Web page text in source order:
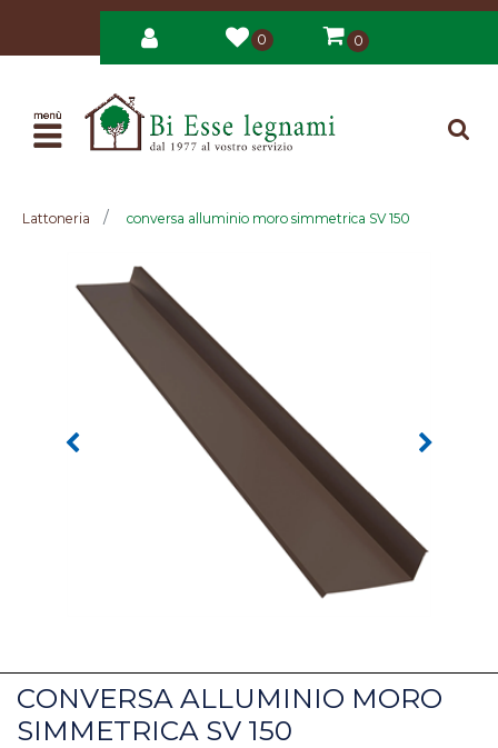
0 0
Open
Lattoneria conversa alluminio moro simmetrica SV 150
CONVERSA ALLUMINIO MORO
SIMMETRICA SV 150